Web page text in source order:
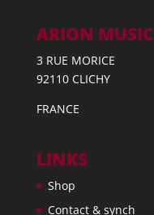
ARION MUSIC
3 RUE MORICE
92110 CLICHY
FRANCE
LINKS
Shop
Contact & synch